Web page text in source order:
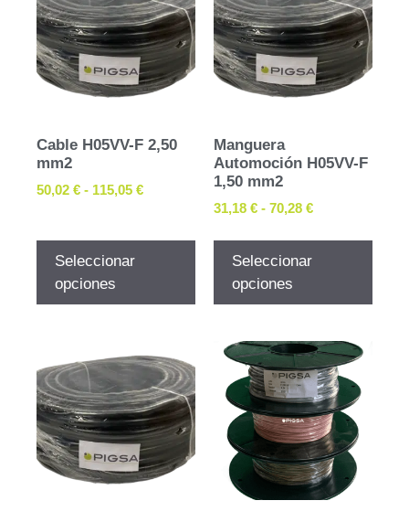
Cable H05VV-F 2,50
mm2
50,02 € - 115,05 €
Seleccionar
opciones
Manguera
Automoción H05VV-F
1,50 mm2
31,18 € - 70,28 €
Seleccionar
opciones